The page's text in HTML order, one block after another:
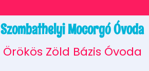
Szombathelyi Mocorgó Óvoda
Örökös Zöld Bázis Óvoda